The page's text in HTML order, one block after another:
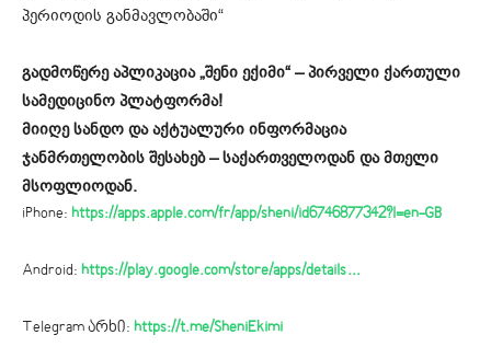
პერიოდის განმავლობაში“
გადმოწერე აპლიკაცია „შენი ექიმი“ – პირველი ქართული
სამედიცინო პლატფორმა!
მიიღე სანდო და აქტუალური ინფორმაცია
ჯანმრთელობის შესახებ – საქართველოდან და მთელი
მსოფლიოდან.
iPhone: https://apps.apple.com/fr/app/sheni/id6746877342?l=en-GB
Android: https://play.google.com/store/apps/details…
Telegram არხი: https://t.me/SheniEkimi